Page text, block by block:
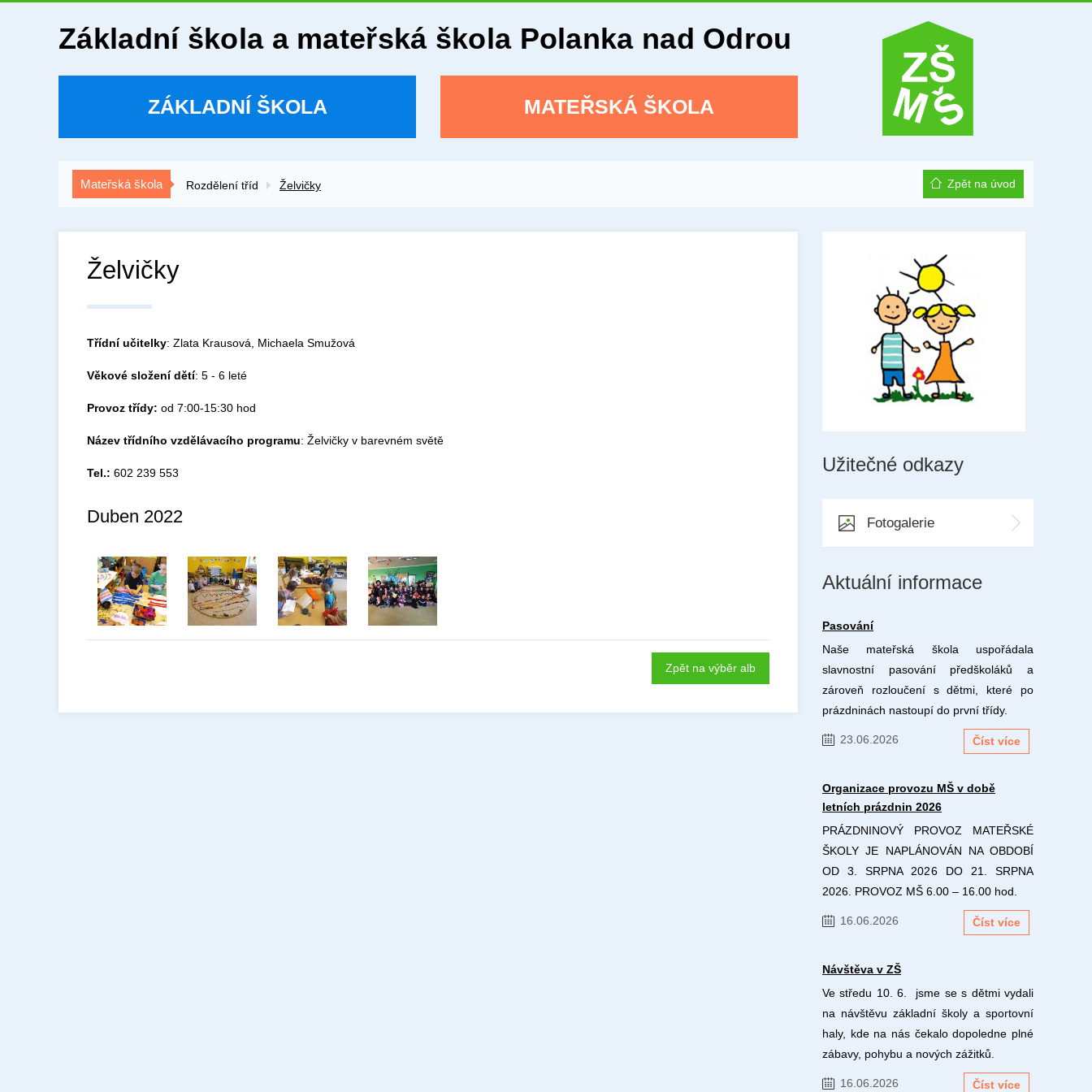
Základní škola a mateřská škola Polanka nad Odrou
ZÁKLADNÍ ŠKOLA MATEŘSKÁ ŠKOLA
Mateřská škola Rozdělení tříd Želvičky Zpět na úvod
Želvičky
Třídní učitelky: Zlata Krausová, Michaela Smužová
Věkové složení dětí: 5 - 6 leté
Provoz třídy: od 7:00-15:30 hod
Název třídního vzdělávacího programu: Želvičky v barevném světě
Tel.: 602 239 553
Duben 2022
Zpět na výběr alb
Užitečné odkazy
Fotogalerie
Aktuální informace
Pasování
Naše mateřská škola uspořádala
slavnostní pasování předškoláků a
zároveň rozloučení s dětmi, které po
prázdninách nastoupí do první třídy.
23.06.2026 Číst více
Organizace provozu MŠ v době
letních prázdnin 2026
PRÁZDNINOVÝ PROVOZ MATEŘSKÉ
ŠKOLY JE NAPLÁNOVÁN NA OBDOBÍ
OD 3. SRPNA 2026 DO 21. SRPNA
2026. PROVOZ MŠ 6.00 – 16.00 hod.
16.06.2026 Číst více
Návštěva v ZŠ
Ve středu 10. 6. jsme se s dětmi vydali
na návštěvu základní školy a sportovní
haly, kde na nás čekalo dopoledne plné
zábavy, pohybu a nových zážitků.
16.06.2026 Číst více